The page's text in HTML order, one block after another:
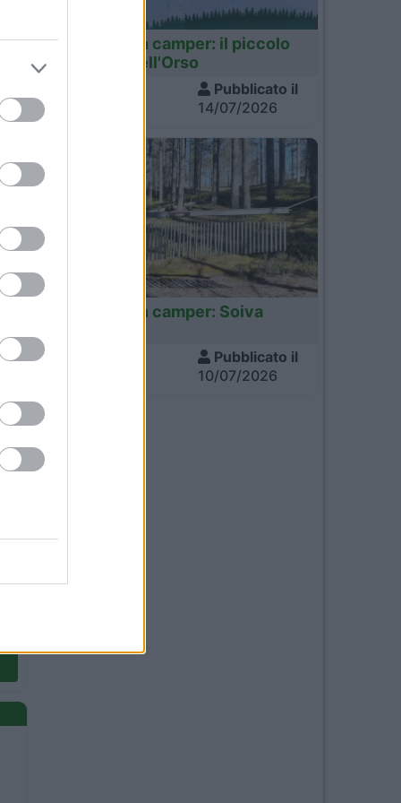
Finlandia in camper: il piccolo
sentiero dell'Orso
Pubblicato il
14/07/2026
Finlandia in camper: Soiva
Pubblicato il
10/07/2026